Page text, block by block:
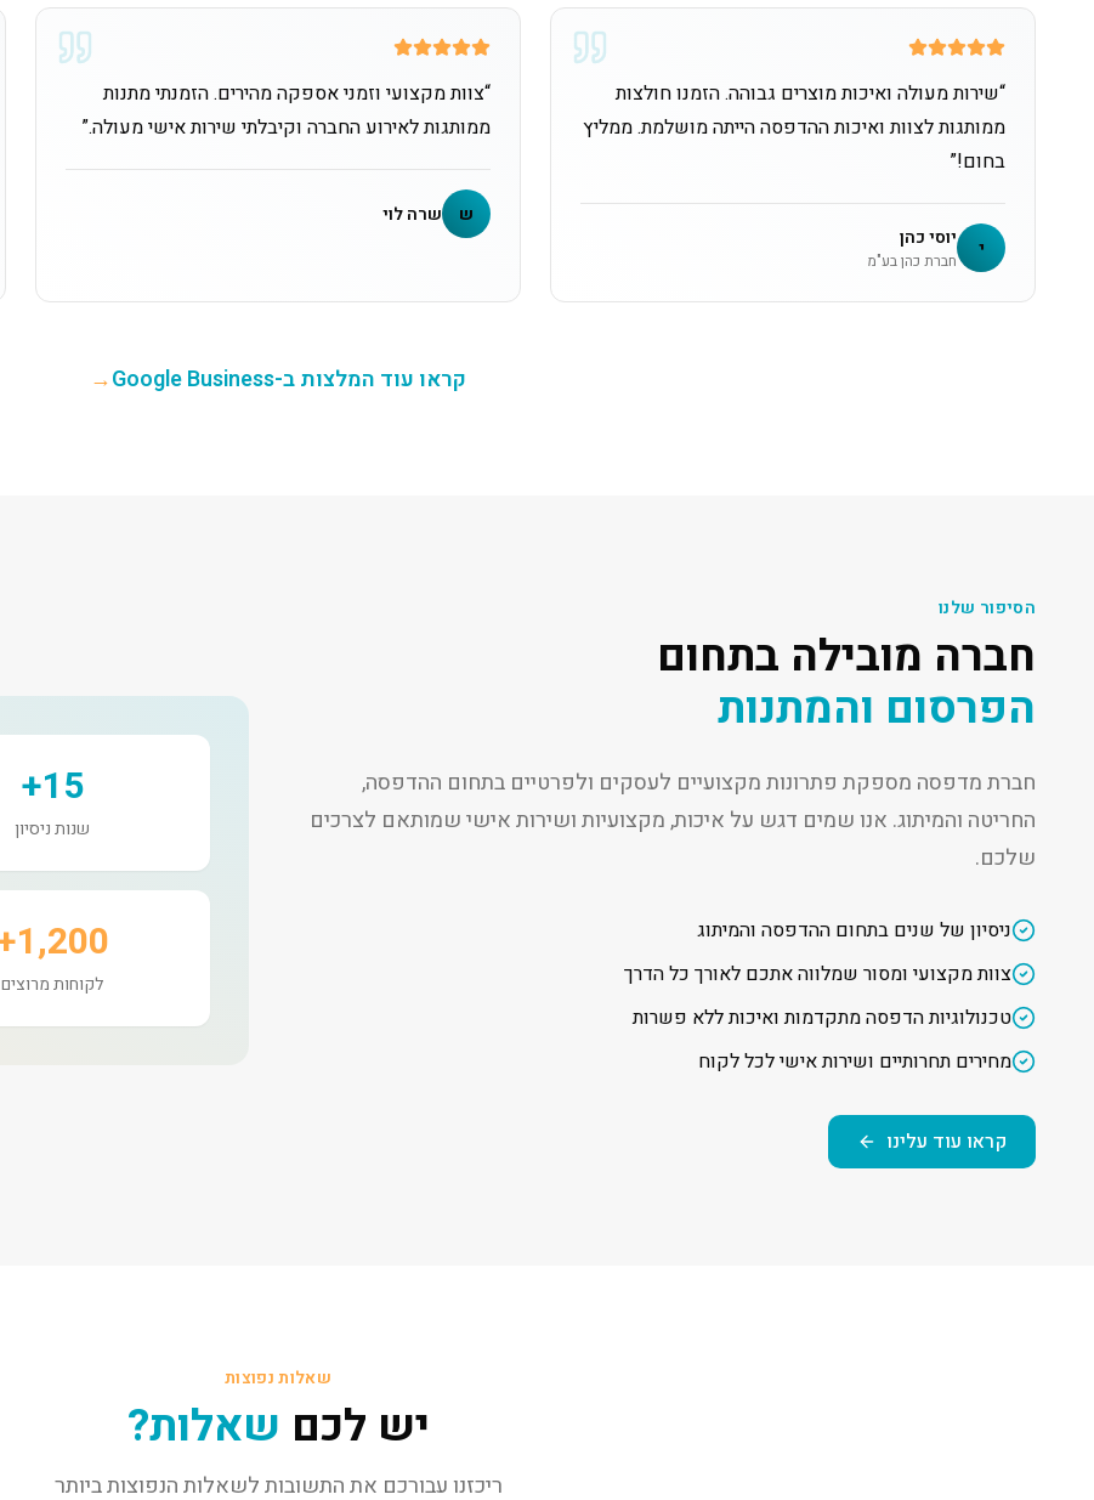
“שירות מעולה ואיכות מוצרים גבוהה. הזמנו חולצות
ממותגות לצוות ואיכות ההדפסה הייתה מושלמת. ממליץ
בחום!”
י יוסי כהן
חברת כהן בע"מ
“צוות מקצועי וזמני אספקה מהירים. הזמנתי מתנות
ממותגות לאירוע החברה וקיבלתי שירות אישי מעולה.”
ש שרה לוי
קראו עוד המלצות ב-Google Business →
הסיפור שלנו
חברה מובילה בתחום
הפרסום והמתנות
חברת מדפסה מספקת פתרונות מקצועיים לעסקים ולפרטיים בתחום ההדפסה,
החריטה והמיתוג. אנו שמים דגש על איכות, מקצועיות ושירות אישי שמותאם לצרכים
שלכם.
ניסיון של שנים בתחום ההדפסה והמיתוג
צוות מקצועי ומסור שמלווה אתכם לאורך כל הדרך
טכנולוגיות הדפסה מתקדמות ואיכות ללא פשרות
מחירים תחרותיים ושירות אישי לכל לקוח
קראו עוד עלינו
15+
שנות ניסיון
1,200+
לקוחות מרוצים
שאלות נפוצות
יש לכם שאלות?
ריכזנו עבורכם את התשובות לשאלות הנפוצות ביותר